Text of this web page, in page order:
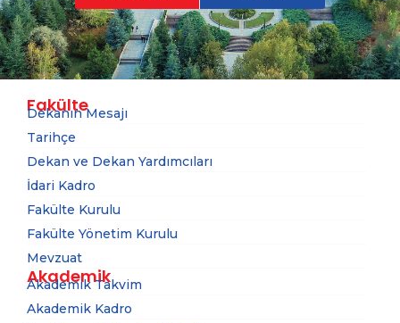
Fakülte
Dekanın Mesajı
Tarihçe
Dekan ve Dekan Yardımcıları
İdari Kadro
Fakülte Kurulu
Fakülte Yönetim Kurulu
Mevzuat
Akademik
Akademik Takvim
Akademik Kadro